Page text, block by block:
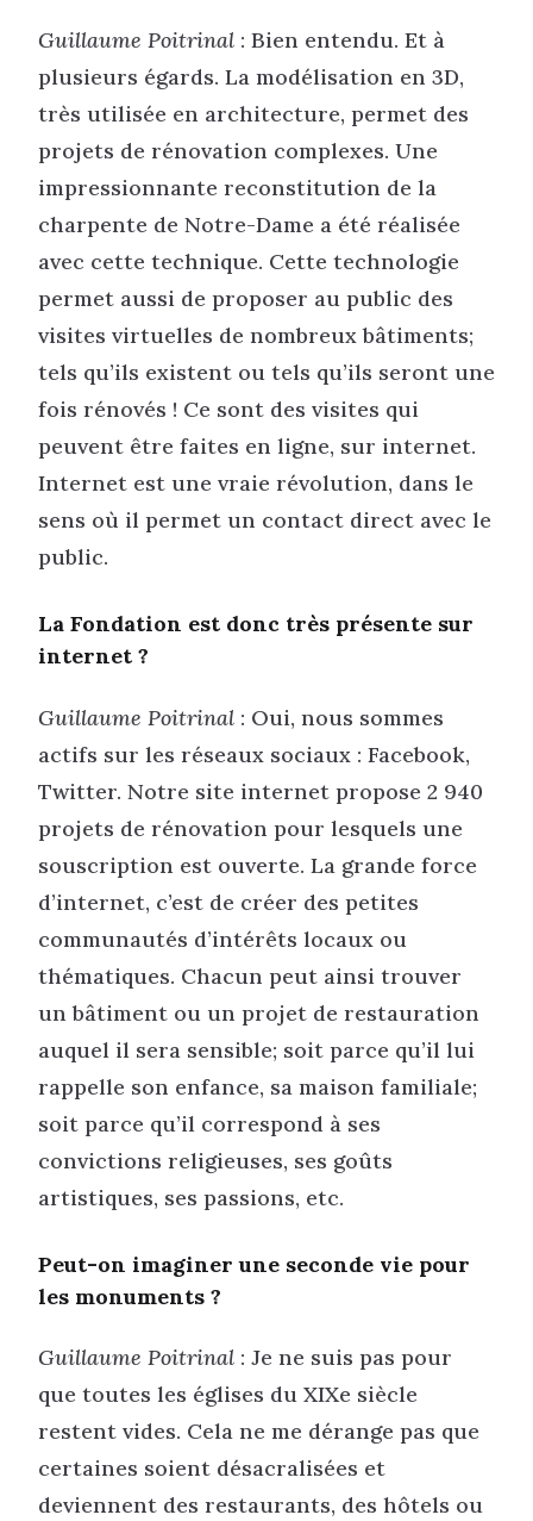
Guillaume Poitrinal : Bien entendu. Et à
plusieurs égards. La modélisation en 3D,
très utilisée en architecture, permet des
projets de rénovation complexes. Une
impressionnante reconstitution de la
charpente de Notre-Dame a été réalisée
avec cette technique. Cette technologie
permet aussi de proposer au public des
visites virtuelles de nombreux bâtiments;
tels qu’ils existent ou tels qu’ils seront une
fois rénovés ! Ce sont des visites qui
peuvent être faites en ligne, sur internet.
Internet est une vraie révolution, dans le
sens où il permet un contact direct avec le
public.
La Fondation est donc très présente sur
internet ?
Guillaume Poitrinal : Oui, nous sommes
actifs sur les réseaux sociaux : Facebook,
Twitter. Notre site internet propose 2 940
projets de rénovation pour lesquels une
souscription est ouverte. La grande force
d’internet, c’est de créer des petites
communautés d’intérêts locaux ou
thématiques. Chacun peut ainsi trouver
un bâtiment ou un projet de restauration
auquel il sera sensible; soit parce qu’il lui
rappelle son enfance, sa maison familiale;
soit parce qu’il correspond à ses
convictions religieuses, ses goûts
artistiques, ses passions, etc.
Peut-on imaginer une seconde vie pour
les monuments ?
Guillaume Poitrinal : Je ne suis pas pour
que toutes les églises du XIXe siècle
restent vides. Cela ne me dérange pas que
certaines soient désacralisées et
deviennent des restaurants, des hôtels ou